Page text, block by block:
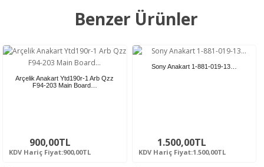
Benzer Ürünler
Arçelik Anakart Ytd190r-1 Arb Qzz
F94-203 Main Board…
900,00TL
KDV Hariç Fiyat:900,00TL
Sony Anakart 1-881-019-13…
1.500,00TL
KDV Hariç Fiyat:1.500,00TL